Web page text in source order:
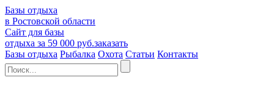
Базы отдыха
в Ростовской области
Сайт для базы
отдыха за 59 000 руб.заказать
Базы отдыха Рыбалка Охота Статьи Контакты